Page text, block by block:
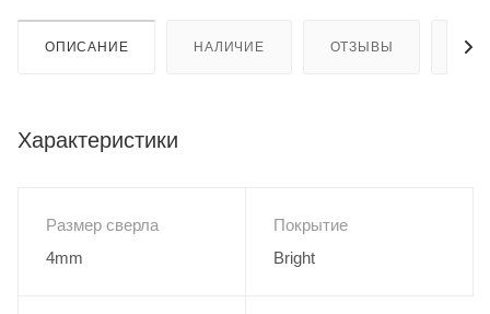
ОПИСАНИЕ НАЛИЧИЕ ОТЗЫВЫ
Характеристики
Размер сверла
4mm
Покрытие
Bright